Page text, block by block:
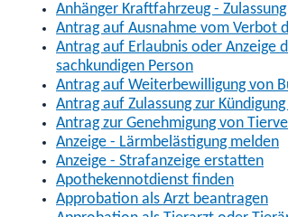
Anhänger Kraftfahrzeug -
Antrag auf Ausnahme vom Verbot
Antrag auf Erlaubnis oder Anzeige
sachkundigen Person
Antrag auf Weiterbewilligung von
Antrag auf Zulassung zur
Antrag zur Genehmigung von
Anzeige - Lärmbelästigung melden
Anzeige - Strafanzeige erstatten
Apothekennotdienst finden
Approbation als Arzt beantragen